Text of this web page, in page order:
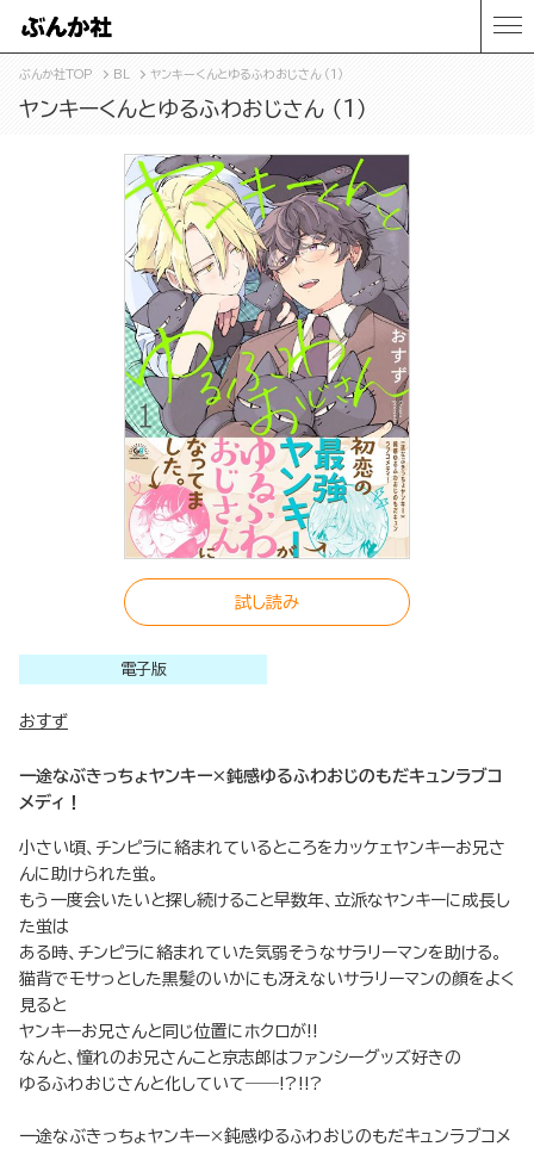
ぶんか社TOP BL ヤンキーくんとゆるふわおじさん （1）
ヤンキーくんとゆるふわおじさん （1）
試し読み
電子版
おすず
一途なぶきっちょヤンキー×鈍感ゆるふわおじのもだキュンラブコ
メディ！
小さい頃、チンピラに絡まれているところをカッケェヤンキーお兄さ
んに助けられた蛍。
もう一度会いたいと探し続けること早数年、立派なヤンキーに成長し
た蛍は
ある時、チンピラに絡まれていた気弱そうなサラリーマンを助ける。
猫背でモサっとした黒髪のいかにも冴えないサラリーマンの顔をよく
見ると
ヤンキーお兄さんと同じ位置にホクロが!!
なんと、憧れのお兄さんこと京志郎はファンシーグッズ好きの
ゆるふわおじさんと化していて――!?!!?
一途なぶきっちょヤンキー×鈍感ゆるふわおじのもだキュンラブコメ